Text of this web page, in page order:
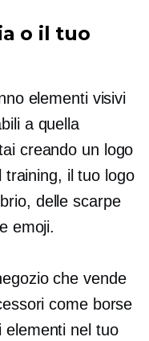
o il tuo
elementi visivi
a quella
creando un logo
training, il tuo logo
delle scarpe
emoji.
che vende
come borse
elementi nel tuo